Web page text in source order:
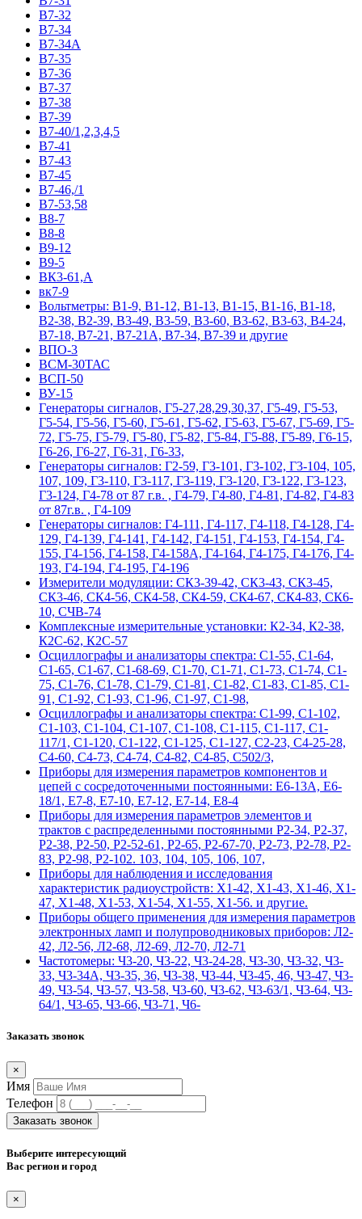
В7-32
В7-34
В7-34А
В7-35
В7-36
В7-37
В7-38
В7-39
В7-40/1,2,3,4,5
В7-41
В7-43
В7-45
В7-46,/1
В7-53,58
В8-7
В8-8
В9-12
В9-5
ВК3-61,А
вк7-9
Вольтметры: В1-9, В1-12, В1-13, В1-15, В1-16, В1-18,
В2-38, В2-39, В3-49, В3-59, В3-60, В3-62, В3-63, В4-24,
В7-18, В7-21, В7-21А, В7-34, В7-39 и другие
ВПО-3
ВСМ-30ТАС
ВСП-50
ВУ-15
Гeнepaтopы cигнaлoв, Г5-27,28,29,30,37, Г5-49, Г5-53,
Г5-54, Г5-56, Г5-60, Г5-61, Г5-62, Г5-63, Г5-67, Г5-69, Г5-
72, Г5-75, Г5-79, Г5-80, Г5-82, Г5-84, Г5-88, Г5-89, Г6-15,
Г6-26, Г6-27, Г6-31, Г6-33,
Гeнepaтopы cигнaлoв: Г2-59, Г3-101, Г3-102, Г3-104, 105,
107, 109, Г3-110, Г3-117, Г3-119, Г3-120, Г3-122, Г3-123,
Г3-124, Г4-78 от 87 г.в. , Г4-79, Г4-80, Г4-81, Г4-82, Г4-83
от 87г.в. , Г4-109
Гeнepaтopы cигнaлoв: Г4-111, Г4-117, Г4-118, Г4-128, Г4-
129, Г4-139, Г4-141, Г4-142, Г4-151, Г4-153, Г4-154, Г4-
155, Г4-156, Г4-158, Г4-158А, Г4-164, Г4-175, Г4-176, Г4-
193, Г4-194, Г4-195, Г4-196
Измерители модуляции: СК3-39-42, СК3-43, СК3-45,
СК3-46, СК4-56, СК4-58, СК4-59, СК4-67, СК4-83, СК6-
10, СЧВ-74
Комплексные измерительные установки: К2-34, К2-38,
К2С-62, К2С-57
Осциллографы и анализаторы спектра: С1-55, С1-64,
С1-65, С1-67, С1-68-69, С1-70, С1-71, С1-73, С1-74, С1-
75, С1-76, С1-78, С1-79, С1-81, С1-82, С1-83, С1-85, С1-
91, С1-92, С1-93, С1-96, С1-97, С1-98,
Осциллографы и анализаторы спектра: С1-99, С1-102,
С1-103, С1-104, С1-107, С1-108, С1-115, С1-117, С1-
117/1, С1-120, С1-122, С1-125, С1-127, С2-23, С4-25-28,
С4-60, С4-73, С4-74, С4-82, С4-85, С502/3,
Приборы для измерения параметров компонентов и
цепей с сосредоточенными постоянными: Е6-13А, Е6-
18/1, Е7-8, Е7-10, Е7-12, Е7-14, Е8-4
Приборы для измерения параметров элементов и
трактов с распределенными постоянными Р2-34, Р2-37,
Р2-38, Р2-50, Р2-52-61, Р2-65, Р2-67-70, Р2-73, Р2-78, Р2-
83, Р2-98, Р2-102. 103, 104, 105, 106, 107,
Приборы для наблюдения и исследования
характеристик радиоустройств: Х1-42, Х1-43, Х1-46, Х1-
47, Х1-48, Х1-53, Х1-54, Х1-55, Х1-56. и другие.
Приборы общего применения для измерения параметров
электронных ламп и полупроводниковых приборов: Л2-
42, Л2-56, Л2-68, Л2-69, Л2-70, Л2-71
Частотомеры: Ч3-20, Ч3-22, Ч3-24-28, Ч3-30, Ч3-32, Ч3-
33, Ч3-34А, Ч3-35, 36, Ч3-38, Ч3-44, Ч3-45, 46, Ч3-47, Ч3-
49, Ч3-54, Ч3-57, Ч3-58, Ч3-60, Ч3-62, Ч3-63/1, Ч3-64, Ч3-
64/1, Ч3-65, Ч3-66, Ч3-71, Ч6-
Заказать звонок
×
Имя
Телефон
Заказать звонок
Выберите интересующий
Вас регион и город
×